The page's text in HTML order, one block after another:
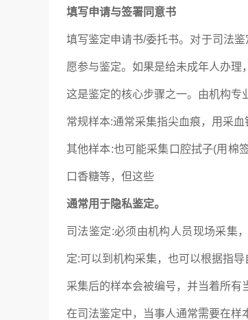
填写申请与签署同意书
填写鉴定申请书/委托书。对于司法
愿参与鉴定。如果是给未成年人办
这是鉴定的核心步骤之一。由机构专
常规样本:通常采集指尖血痕，用采
其他样本:也可能采集口腔拭子(用棉
口香糖等，但这些
通常用于隐私鉴定。
司法鉴定:必须由机构人员现场采集
定:可以到机构采集，也可以根据指
采集后的样本会被编号，并当着所有
在司法鉴定中，当事人通常需要在样